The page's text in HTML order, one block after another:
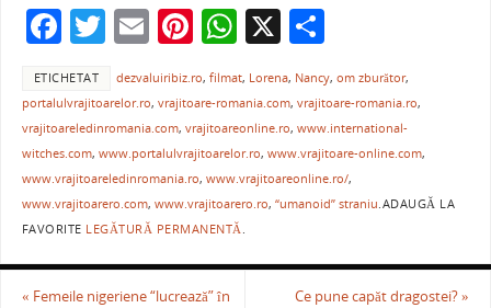
F
a
c
e
b
o
o
k
T
w
itt
er
E
m
ai
l
Pi
nt
er
e
st
W
h
at
s
A
p
p
X P
ta
je
a
ză
ETICHETAT dezvaluiribiz.ro,filmat, Lorena, Nancy,om zburător,
portalulvrajitoarelor.ro, vrajitoare-romania.com, vrajitoare-romania.ro,
vrajitoareledinromania.com, vrajitoareonline.ro, www.international-
witches.com, www.portalulvrajitoarelor.ro, www.vrajitoare-online.com,
www.vrajitoareledinromania.ro, www.vrajitoareonline.ro/,
www.vrajitoarero.com, www.vrajitoarero.ro, “umanoid” straniu ADAUGĂ LA
FAVORITE LEGĂTURĂ PERMANENTĂ
« Femeile nigeriene “lucrează” în
Ce pune capăt dragostei?»